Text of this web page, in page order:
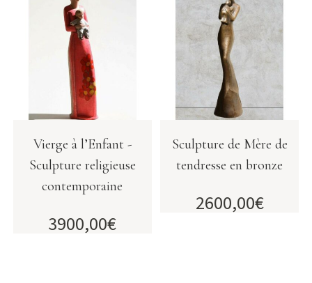
Vierge à l’Enfant -
Sculpture religieuse
contemporaine
3900,00€
Sculpture de Mère de
tendresse en bronze
2600,00€